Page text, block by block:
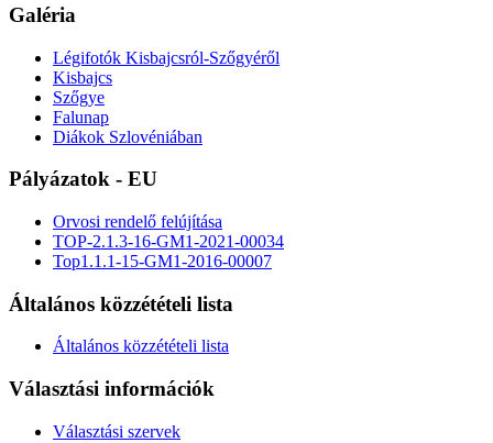
Galéria
Légifotók Kisbajcsról-Szőgyéről
Kisbajcs
Szőgye
Falunap
Diákok Szlovéniában
Pályázatok - EU
Orvosi rendelő felújítása
TOP-2.1.3-16-GM1-2021-00034
Top1.1.1-15-GM1-2016-00007
Általános közzétételi lista
Általános közzétételi lista
Választási információk
Választási szervek